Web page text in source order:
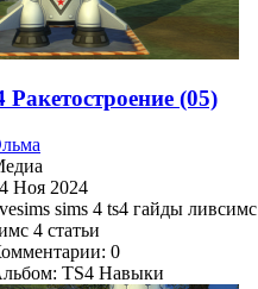
Ракетостроение (05)
Ноя 2024
sims 4 ts4 гайды ливсимс
4 статьи
0
TS4 Навыки